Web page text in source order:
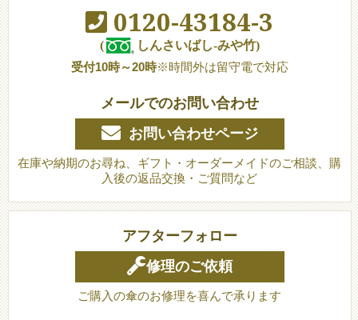
0120-43184-3
(
しんさいばし-みや竹)
受付10時～20時※時間外は留守電で対応
メールでのお問い合わせ
お問い合わせページ
在庫や納期のお尋ね、ギフト・オーダーメイドのご相談、購
入後の返品交換・ご質問など
アフターフォロー
修理のご依頼
ご購入の傘のお修理を喜んで承ります